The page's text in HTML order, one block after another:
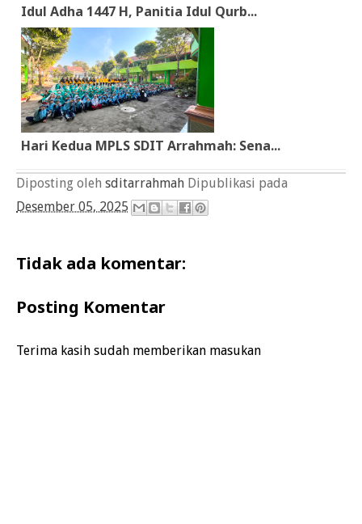
Idul Adha 1447 H, Panitia Idul Qurb...
Hari Kedua MPLS SDIT Arrahmah: Sena...
Diposting oleh sditarrahmah Dipublikasi pada
Desember 05, 2025
Tidak ada komentar:
Posting Komentar
Terima kasih sudah memberikan masukan